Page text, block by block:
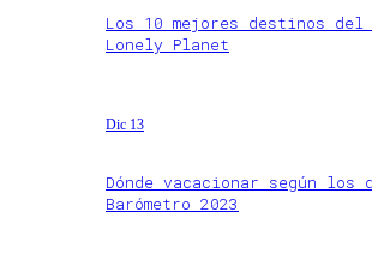
Los 10 mejores destinos del
Lonely Planet
Dic 13
Dónde vacacionar según los
Barómetro 2023